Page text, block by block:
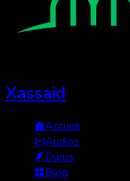
Xassaid
Accueil
Audios
Durus
Blog